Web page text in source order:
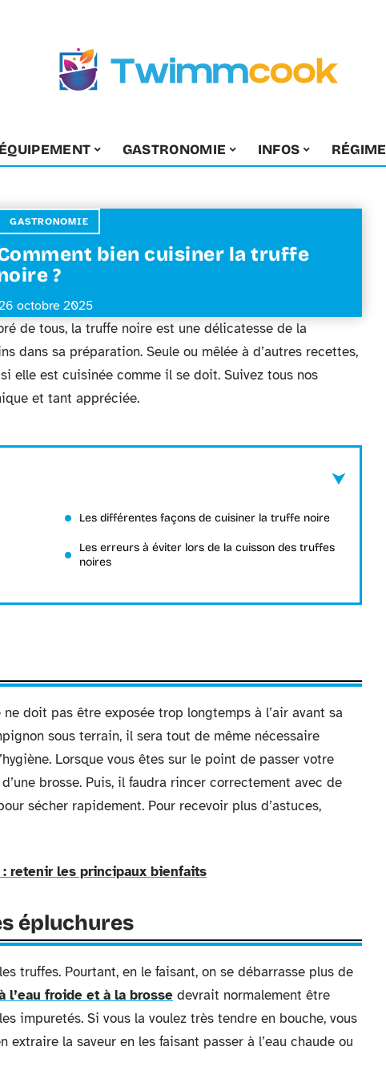
ÉQUIPEMENT GASTRONOMIE INFOS RÉGIME
GASTRONOMIE
bien cuisiner la truffe
?
octobre 2025
de tous, la truffe noire est une délicatesse de la
dans sa préparation. Seule ou mêlée à d’autres recettes,
elle est cuisinée comme il se doit. Suivez tous nos
et tant appréciée.
Les différentes façons de cuisiner la truffe noire
Les erreurs à éviter lors de la cuisson des truffes
noires
doit pas être exposée trop longtemps à l’air avant sa
sous terrain, il sera tout de même nécessaire
Lorsque vous êtes sur le point de passer votre
brosse. Puis, il faudra rincer correctement avec de
sécher rapidement. Pour recevoir plus d’astuces,
retenir les principaux bienfaits
épluchures
truffes. Pourtant, en le faisant, on se débarrasse plus de
l’eau froide et à la brosse devrait normalement être
impuretés. Si vous la voulez très tendre en bouche, vous
la saveur en les faisant passer à l’eau chaude ou